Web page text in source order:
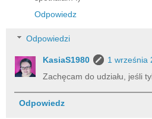
Odpowiedz
Odpowiedzi
KasiaS1980
1 września
Zachęcam do udziału, jeśli
Odpowiedz